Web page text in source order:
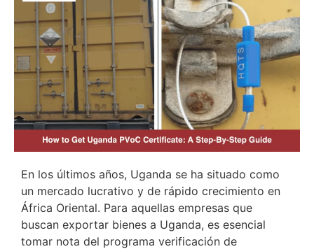
En los últimos años, Uganda se ha situado como
un mercado lucrativo y de rápido crecimiento en
África Oriental. Para aquellas empresas que
buscan exportar bienes a Uganda, es esencial
tomar nota del programa verificación de